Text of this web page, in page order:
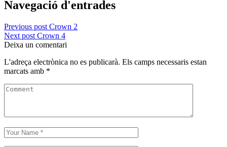
Navegació d'entrades
Previous post Crown 2
Next post Crown 4
Deixa un comentari
L'adreça electrònica no es publicarà. Els camps necessaris estan
marcats amb *